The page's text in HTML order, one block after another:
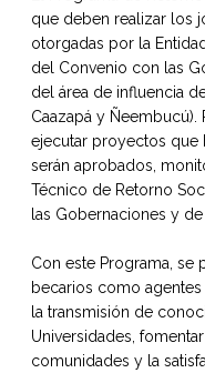
que deben realizar los
otorgadas por la
del Convenio con las
del área de influencia
Caazapá y
ejecutar proyectos que
serán aprobados,
Técnico de Retorno
las Gobernaciones y de
Con este Programa, se
becarios como
la transmisión de
Universidades,
comunidades y la